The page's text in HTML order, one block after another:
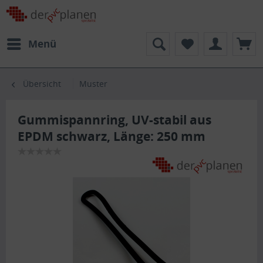
Menü
Übersicht Muster
Gummispannring, UV-stabil aus
EPDM schwarz, Länge: 250 mm